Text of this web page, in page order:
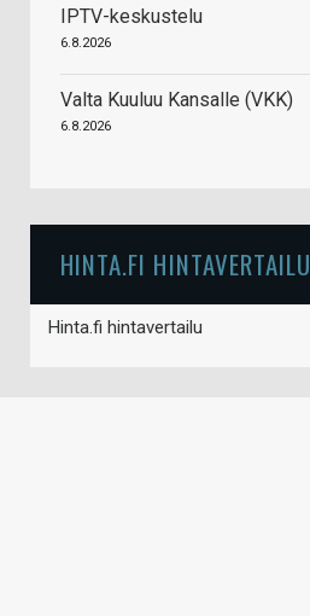
IPTV-keskustelu
6.8.2026
Valta Kuuluu Kansalle (VKK)
6.8.2026
HINTA.FI HINTAVERTAILU
Hinta.fi hintavertailu